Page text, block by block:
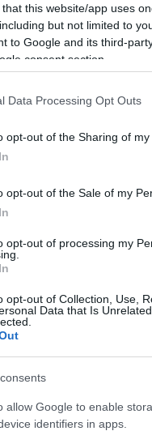
that this website/app uses
but not limited to
to Google and its third-
consent section.
Data Processing Opt Outs
opt-out of the Sharing of my
opt-out of the Sale of my
opt-out of processing my
opt-out of Collection, Use,
Data that Is
allow Google to enable
identifiers in apps.
ha sottolineato
aerea
delle forze alleate.
di
l’obiettivo di
in media il
2026 e nel 2026